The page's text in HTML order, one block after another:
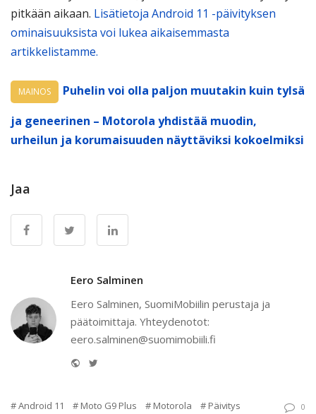
pitkään aikaan. Lisätietoja Android 11 -päivityksen
ominaisuuksista voi lukea aikaisemmasta
artikkelistamme.
MAINOS
Puhelin voi olla paljon muutakin kuin tylsä
ja geneerinen – Motorola yhdistää muodin,
urheilun ja korumaisuuden näyttäviksi kokoelmiksi
Jaa
Eero Salminen
Eero Salminen, SuomiMobiilin perustaja ja
päätoimittaja. Yhteydenotot:
eero.salminen@suomimobiili.fi
Website
Android 11 Moto G9 Plus Motorola Päivitys 0